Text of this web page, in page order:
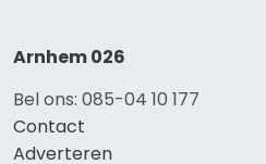
Arnhem 026
Bel ons: 085-04 10 177
Contact
Adverteren